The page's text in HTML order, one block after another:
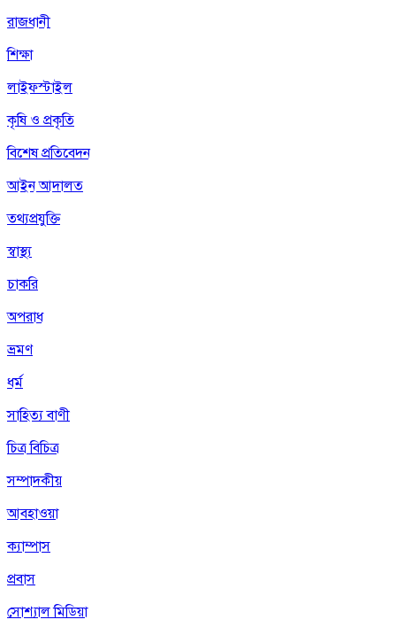
রাজধানী
শিক্ষা
লাইফস্টাইল
কৃষি ও প্রকৃতি
বিশেষ প্রতিবেদন
আইন আদালত
তথ্যপ্রযুক্তি
স্বাস্থ্য
চাকরি
অপরাধ
ভ্রমণ
ধর্ম
সাহিত্য বাণী
চিত্র বিচিত্র
সম্পাদকীয়
আবহাওয়া
ক্যাম্পাস
প্রবাস
সোশ্যাল মিডিয়া